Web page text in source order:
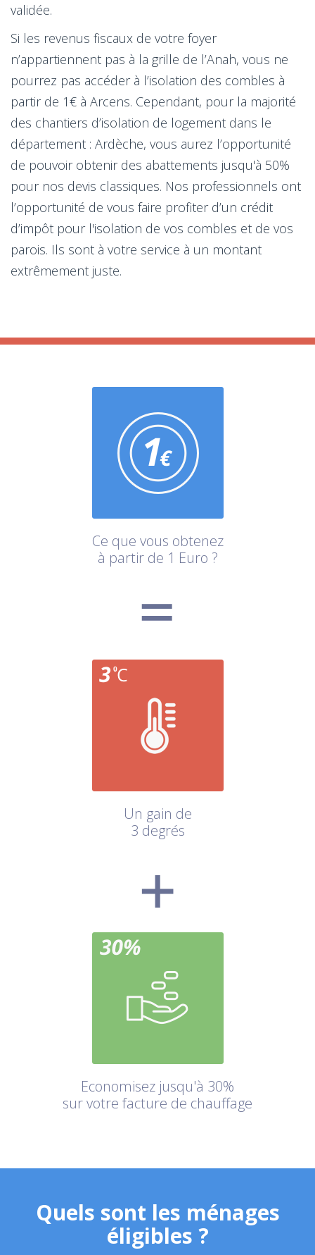
validée.
Si les revenus fiscaux de votre foyer
n’appartiennent pas à la grille de l’Anah, vous ne
pourrez pas accéder à l’isolation des combles à
partir de 1€ à Arcens. Cependant, pour la majorité
des chantiers d’isolation de logement dans le
département : Ardèche, vous aurez l’opportunité
de pouvoir obtenir des abattements jusqu'à 50%
pour nos devis classiques. Nos professionnels ont
l’opportunité de vous faire profiter d’un crédit
d’impôt pour l'isolation de vos combles et de vos
parois. Ils sont à votre service à un montant
extrêmement juste.
Ce que vous obtenez
à partir de 1 Euro ?
Un gain de
3 degrés
Economisez jusqu'à 30%
sur votre facture de chauffage
Quels sont les ménages
éligibles ?